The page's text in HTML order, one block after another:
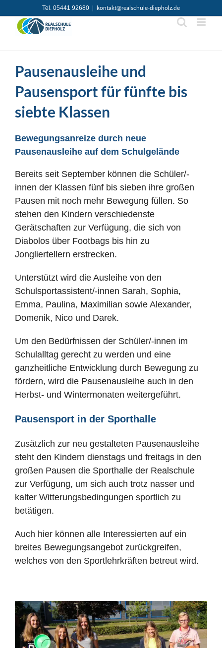
Inhalt
springen
Tel. 05441 92680 kontakt@realschule-diepholz.de
Pausenausleihe und
Pausensport für fünfte bis
siebte Klassen
Bewegungsanreize durch neue
Pausenausleihe auf dem Schulgelände
Bereits seit September können die Schüler/-
innen der Klassen fünf bis sieben ihre großen
Pausen mit noch mehr Bewegung füllen. So
stehen den Kindern verschiedenste
Gerätschaften zur Verfügung, die sich von
Diabolos über Footbags bis hin zu
Jongliertellern erstrecken.
Unterstützt wird die Ausleihe von den
Schulsportassistent/-innen Sarah, Sophia,
Emma, Paulina, Maximilian sowie Alexander,
Domenik, Nico und Darek.
Um den Bedürfnissen der Schüler/-innen im
Schulalltag gerecht zu werden und eine
ganzheitliche Entwicklung durch Bewegung zu
fördern, wird die Pausenausleihe auch in den
Herbst- und Wintermonaten weitergeführt.
Pausensport in der Sporthalle
Zusätzlich zur neu gestalteten Pausenausleihe
steht den Kindern dienstags und freitags in den
großen Pausen die Sporthalle der Realschule
zur Verfügung, um sich auch trotz nasser und
kalter Witterungsbedingungen sportlich zu
betätigen.
Auch hier können alle Interessierten auf ein
breites Bewegungsangebot zurückgreifen,
welches von den Sportlehrkräften betreut wird.